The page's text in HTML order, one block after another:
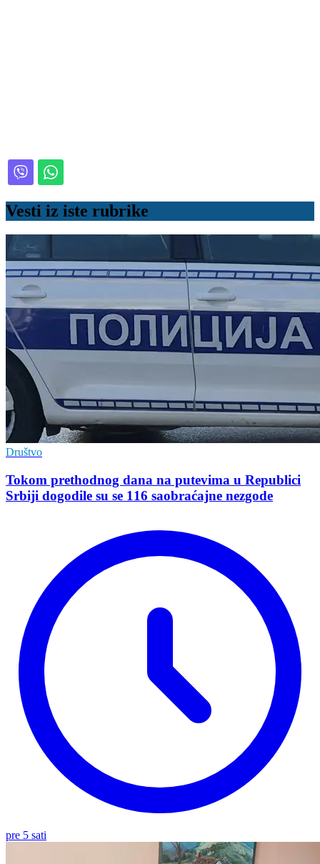
Vesti iz iste rubrike
Društvo
Tokom prethodnog dana na putevima u Republici
Srbiji dogodile su se 116 saobraćajne nezgode
pre 5 sati